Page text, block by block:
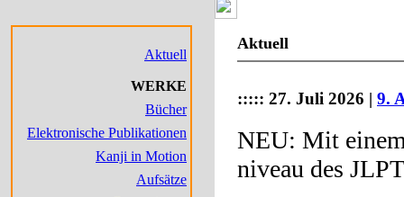
Aktuell
WERKE
Bücher
Elektronische Publikationen
Kanji in Motion
Aufsätze
Aktuell
::::: 27. Juli 2026 | 9.
NEU: Mit
niveau des